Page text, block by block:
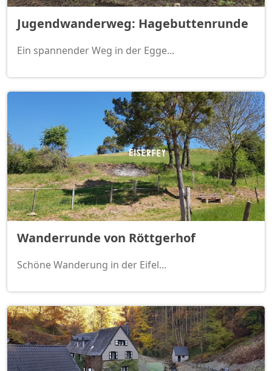
Jugendwanderweg: Hagebuttenrunde
Ein spannender Weg in der Egge...
Wanderrunde von Röttgerhof
Schöne Wanderung in der Eifel...